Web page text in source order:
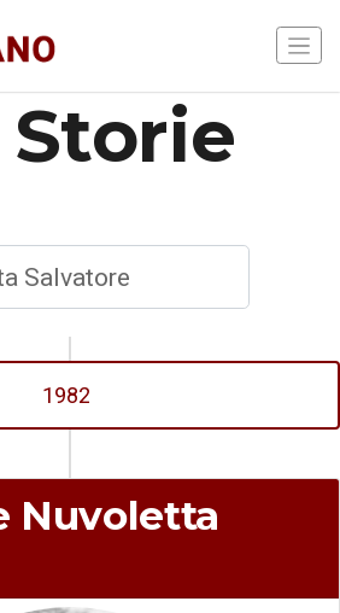
Storie
1982
Nuvoletta